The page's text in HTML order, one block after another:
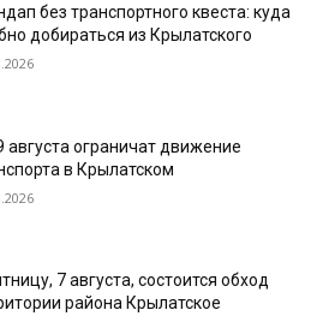
без транспортного квеста: куда
добираться из Крылатского
августа ограничат движение
в Крылатском
7 августа, состоится обход
района Крылатское